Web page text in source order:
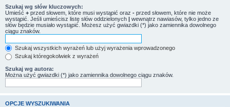
Szukaj wg słów kluczowych:
Umieść + przed słowem, które musi wystąpić oraz - przed słowem, które nie może
wystąpić. Jeśli umieścisz listę słów oddzielonych | wewnątrz nawiasów, tylko jedno ze
słów będzie musiało wystąpić. Możesz użyć gwiazdki (*) jako zamiennika dowolnego
ciągu znaków.
Szukaj wszystkich wyrażeń lub użyj wyrażenia wprowadzonego
Szukaj któregokolwiek z wyrażeń
Szukaj wg autora:
Można użyć gwiazdki (*) jako zamiennika dowolnego ciągu znaków.
OPCJE WYSZUKIWANIA